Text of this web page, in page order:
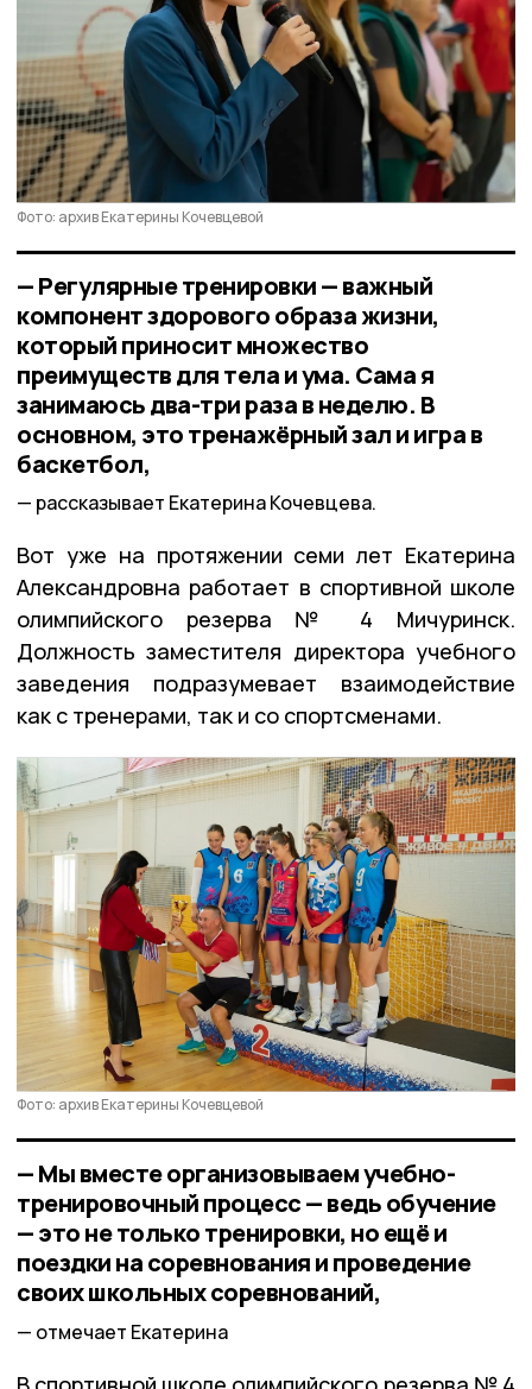
Фото: архив Екатерины Кочевцевой
— Регулярные тренировки — важный
компонент здорового образа жизни,
который приносит множество
преимуществ для тела и ума. Сама я
занимаюсь два-три раза в неделю. В
основном, это тренажёрный зал и игра в
баскетбол,
рассказывает Екатерина Кочевцева.
Вот уже на протяжении семи лет Екатерина
Александровна работает в спортивной школе
олимпийского резерва № 4 Мичуринск.
Должность заместителя директора учебного
заведения подразумевает взаимодействие
как с тренерами, так и со спортсменами.
Фото: архив Екатерины Кочевцевой
— Мы вместе организовываем учебно-
тренировочный процесс — ведь обучение
— это не только тренировки, но ещё и
поездки на соревнования и проведение
своих школьных соревнований,
отмечает Екатерина